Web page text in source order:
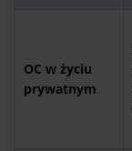
OC w życiu
prywatnym